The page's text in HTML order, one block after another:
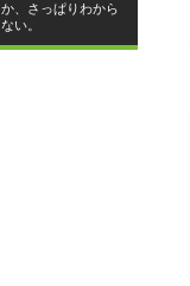
か、さっぱりわから
ない。